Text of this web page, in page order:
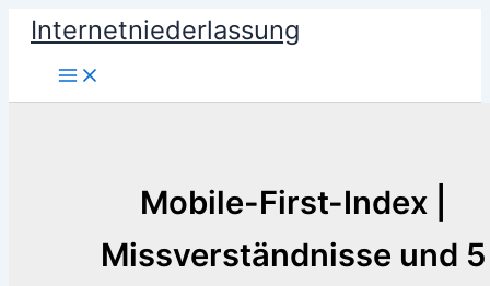
Zum
Inhalt
springen
Internetniederlassung
Mobile-First-Index |
Missverständnisse und 5